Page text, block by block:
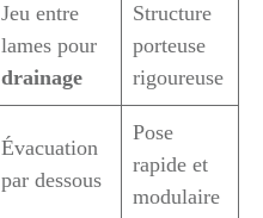
Jeu entre
lames pour
drainage
Structure
porteuse
rigoureuse
Évacuation
par dessous
Pose
rapide et
modulaire